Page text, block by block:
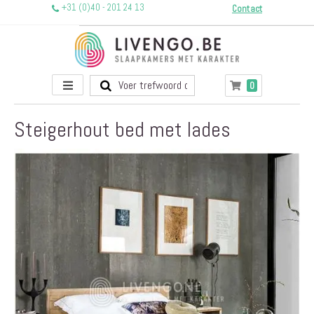
+31 (0)40 - 201 24 13 Contact
Toggle
Nav
Winkelwagen
0producten
Steigerhout bed met lades
Ga
naar
gallerij